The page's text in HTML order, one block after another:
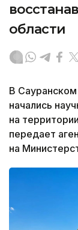
области
В Сауранском
начались
на
передает
на